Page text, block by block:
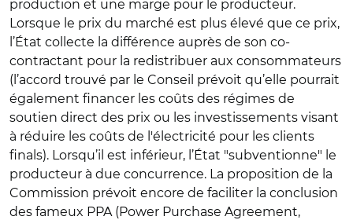
production et une marge pour le producteur.
Lorsque le prix du marché est plus élevé que ce prix,
l’État collecte la différence auprès de son co-
contractant pour la redistribuer aux consommateurs
(l’accord trouvé par le Conseil prévoit qu’elle pourrait
également financer les coûts des régimes de
soutien direct des prix ou les investissements visant
à réduire les coûts de l'électricité pour les clients
finals). Lorsqu’il est inférieur, l’État "subventionne" le
producteur à due concurrence. La proposition de la
Commission prévoit encore de faciliter la conclusion
des fameux PPA (Power Purchase Agreement,